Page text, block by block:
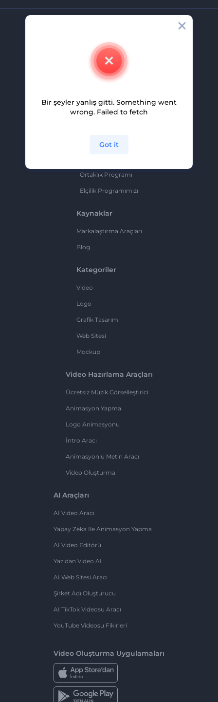
Hakkımızda
İletişim
Kariyer
Ortaklık Programı
Şartlar Ve Koşullar
Ortaklık Programı
Elçilik Programımızı
Kaynaklar
Markalaştırma Araçları
Blog
Kategoriler
Video
Logo
Grafik Tasarım
Web Sitesi
Mockup
Video Hazırlama Araçları
Ücretsiz Müzik Görselleştirici
Animasyon Yapma
Logo Animasyonu
İntro Aracı
Animasyonlu Metin Aracı
Video Oluşturma
AI Araçları
AI Video Aracı
Yapay Zeka Ile Animasyon Yapma
AI Video Editörü
Yazıdan Video AI
AI Web Sitesi Aracı
Şirket Adı Oluşturucu
AI TikTok Videosu Aracı
YouTube Videosu Fikirleri
Video Oluşturma Uygulamaları
Bir şeyler yanlış gitti. Something went
wrong. Failed to fetch
Got it